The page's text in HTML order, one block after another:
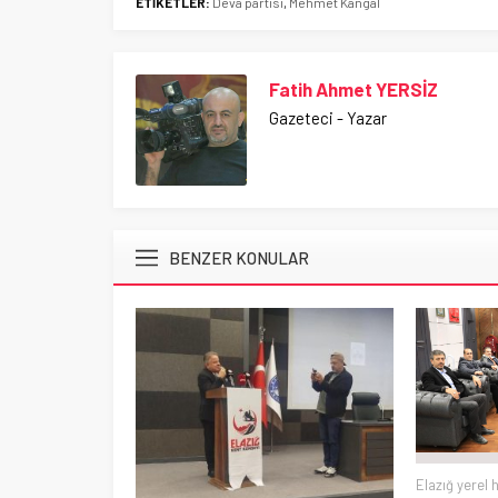
Fatih Ahmet YERSİZ
Gazeteci - Yazar
BENZER KONULAR
Elazığ yerel